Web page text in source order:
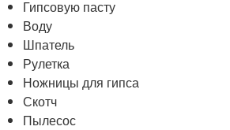
Гипсовую пасту
Воду
Шпатель
Рулетка
Ножницы для гипса
Скотч
Пылесос